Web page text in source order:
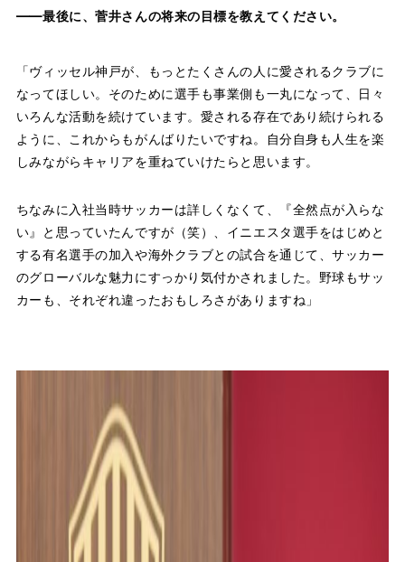
——最後に、菅井さんの将来の目標を教えてください。
「ヴィッセル神戸が、もっとたくさんの人に愛されるクラブに
なってほしい。そのために選手も事業側も一丸になって、日々
いろんな活動を続けています。愛される存在であり続けられる
ように、これからもがんばりたいですね。自分自身も人生を楽
しみながらキャリアを重ねていけたらと思います。
ちなみに入社当時サッカーは詳しくなくて、『全然点が入らな
い』と思っていたんですが（笑）、イニエスタ選手をはじめと
する有名選手の加入や海外クラブとの試合を通じて、サッカー
のグローバルな魅力にすっかり気付かされました。野球もサッ
カーも、それぞれ違ったおもしろさがありますね」